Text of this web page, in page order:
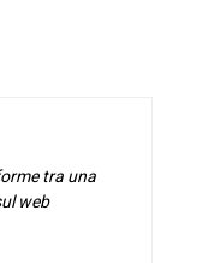
tra una
web